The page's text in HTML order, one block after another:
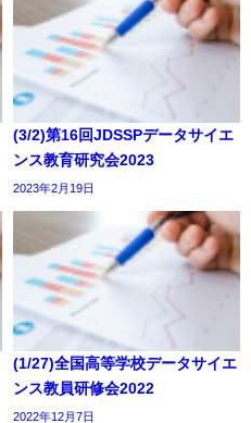
(3/2)第16回JDSSPデータサイエ
ンス教育研究会2023
2023年2月19日
(1/27)全国高等学校データサイエ
ンス教員研修会2022
2022年12月7日